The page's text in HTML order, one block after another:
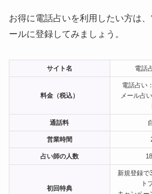
お得に電話占いを利用したい方は
ールに登録してみましょう。
サイト名 電話
料金（税込）
電話占い
メール占
通話料
営業時間
占い師の人数
初回特典
新規登録で
ト